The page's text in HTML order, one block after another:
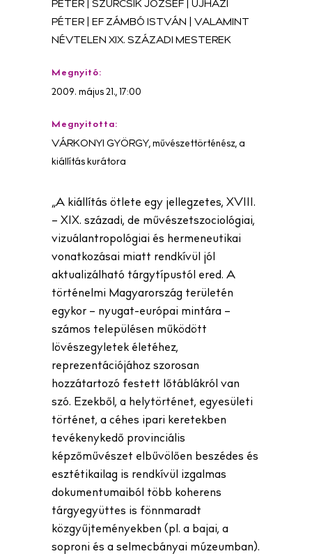
PÉTER | SZURCSIK JÓZSEF | UJHÁZI
PÉTER | EF ZÁMBÓ ISTVÁN | VALAMINT
NÉVTELEN XIX. SZÁZADI MESTEREK
Megnyitó:
2009. május 21., 17:00
Megnyitotta:
VÁRKONYI GYÖRGY, művészettörténész, a
kiállítás kurátora
„A kiállítás ötlete egy jellegzetes, XVIII.
– XIX. századi, de művészetszociológiai,
vizuálantropológiai és hermeneutikai
vonatkozásai miatt rendkívül jól
aktualizálható tárgytípustól ered. A
történelmi Magyarország területén
egykor – nyugat-európai mintára –
számos településen működött
lövészegyletek életéhez,
reprezentációjához szorosan
hozzátartozó festett lőtáblákról van
szó. Ezekből, a helytörténet, egyesületi
történet, a céhes ipari keretekben
tevékenykedő provinciális
képzőművészet elbűvölően beszédes és
esztétikailag is rendkívül izgalmas
dokumentumaiból több koherens
tárgyegyüttes is fönnmaradt
közgyűjteményekben (pl. a bajai, a
soproni és a selmecbányai múzeumban).